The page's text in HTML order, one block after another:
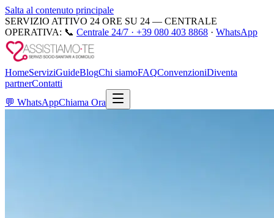
Salta al contenuto principale
SERVIZIO ATTIVO 24 ORE SU 24 — CENTRALE
OPERATIVA: 📞 Centrale 24/7 · +39 080 403 8868 · WhatsApp
HomeServiziGuideBlogChi siamoFAQConvenzioniDiventa
partnerContatti
💬 WhatsAppChiama Ora